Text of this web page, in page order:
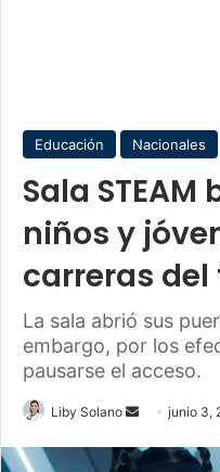
Educación Nacionales
Sala
niños y
carreras
La sala abrió sus
embargo, por los
pausarse el acceso.
Liby Solano
Send
email
junio 3,